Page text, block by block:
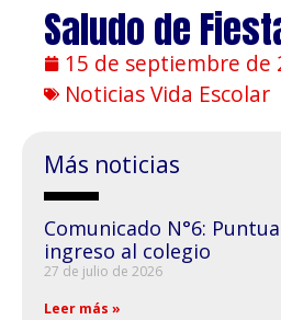
Saludo de
15 de septiembre de
Noticias Vida Escolar
Más noticias
Comunicado N°6:
ingreso al colegio
27 de julio de 2026
Leer más »